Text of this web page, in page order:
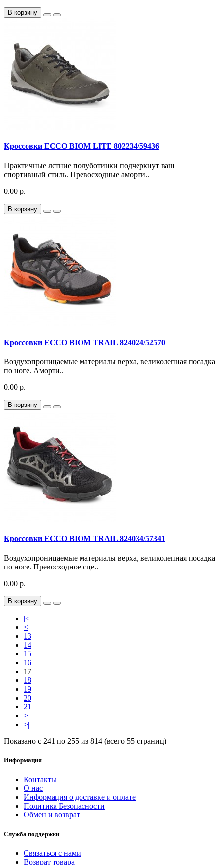
В корзину
Кроссовки ECCO BIOM LITE 802234/59436
Практичные летние полуботинки подчеркнут ваш
спортивный стиль. Превосходные аморти..
0.00 р.
В корзину
Кроссовки ECCO BIOM TRAIL 824024/52570
Воздухопроницаемые материалы верха, великолепная посадка
по ноге. Аморти..
0.00 р.
В корзину
Кроссовки ECCO BIOM TRAIL 824034/57341
Воздухопроницаемые материалы верха, великолепная посадка
по ноге. Превосходное сце..
0.00 р.
В корзину
|<
<
13
14
15
16
17
18
19
20
21
>
>|
Показано с 241 по 255 из 814 (всего 55 страниц)
Информация
Контакты
О нас
Информация о доставке и оплате
Политика Безопасности
Обмен и возврат
Служба поддержки
Связаться с нами
Возврат товара